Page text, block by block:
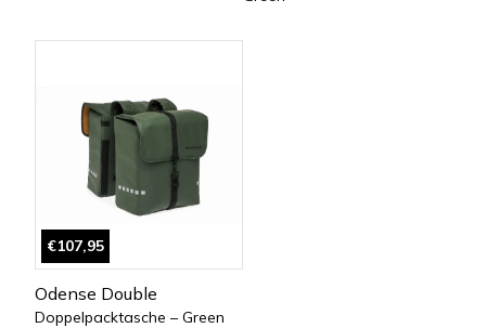
€107,95
Odense Double
Doppelpacktasche – Green